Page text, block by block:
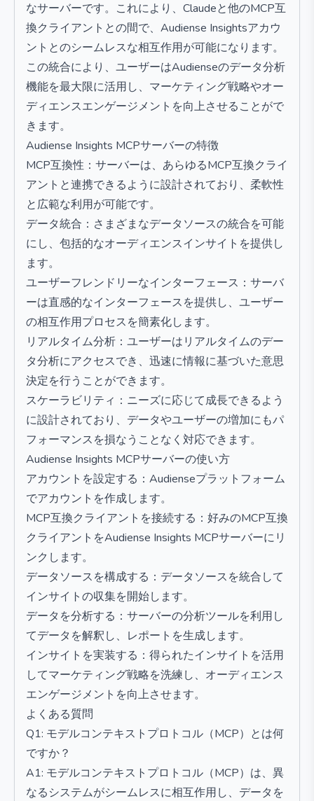
なサーバーです。これにより、Claudeと他のMCP互
換クライアントとの間で、Audiense Insightsアカウ
ントとのシームレスな相互作用が可能になります。
この統合により、ユーザーはAudienseのデータ分析
機能を最大限に活用し、マーケティング戦略やオー
ディエンスエンゲージメントを向上させることがで
きます。
Audiense Insights MCPサーバーの特徴
MCP互換性：サーバーは、あらゆるMCP互換クライ
アントと連携できるように設計されており、柔軟性
と広範な利用が可能です。
データ統合：さまざまなデータソースの統合を可能
にし、包括的なオーディエンスインサイトを提供し
ます。
ユーザーフレンドリーなインターフェース：サーバ
ーは直感的なインターフェースを提供し、ユーザー
の相互作用プロセスを簡素化します。
リアルタイム分析：ユーザーはリアルタイムのデー
タ分析にアクセスでき、迅速に情報に基づいた意思
決定を行うことができます。
スケーラビリティ：ニーズに応じて成長できるよう
に設計されており、データやユーザーの増加にもパ
フォーマンスを損なうことなく対応できます。
Audiense Insights MCPサーバーの使い方
アカウントを設定する：Audienseプラットフォーム
でアカウントを作成します。
MCP互換クライアントを接続する：好みのMCP互換
クライアントをAudiense Insights MCPサーバーにリ
ンクします。
データソースを構成する：データソースを統合して
インサイトの収集を開始します。
データを分析する：サーバーの分析ツールを利用し
てデータを解釈し、レポートを生成します。
インサイトを実装する：得られたインサイトを活用
してマーケティング戦略を洗練し、オーディエンス
エンゲージメントを向上させます。
よくある質問
Q1: モデルコンテキストプロトコル（MCP）とは何
ですか？
A1: モデルコンテキストプロトコル（MCP）は、異
なるシステムがシームレスに相互作用し、データを